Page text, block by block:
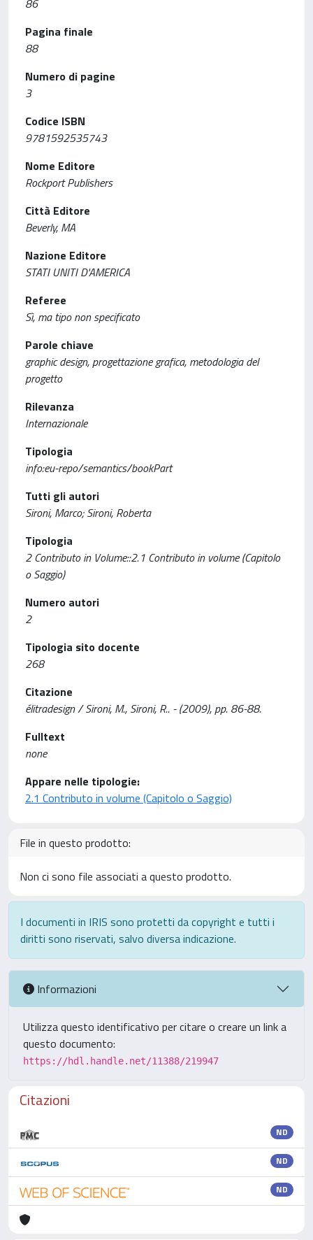
86
Pagina finale
88
Numero di pagine
3
Codice ISBN
9781592535743
Nome Editore
Rockport Publishers
Città Editore
Beverly, MA
Nazione Editore
STATI UNITI D'AMERICA
Referee
Sì, ma tipo non specificato
Parole chiave
graphic design, progettazione grafica, metodologia del
progetto
Rilevanza
Internazionale
Tipologia
info:eu-repo/semantics/bookPart
Tutti gli autori
Sironi, Marco; Sironi, Roberta
Tipologia
2 Contributo in Volume::2.1 Contributo in volume (Capitolo
o Saggio)
Numero autori
2
Tipologia sito docente
268
Citazione
élitradesign / Sironi, M., Sironi, R.. - (2009), pp. 86-88.
Fulltext
none
Appare nelle tipologie:
2.1 Contributo in volume (Capitolo o Saggio)
File in questo prodotto:
Non ci sono file associati a questo prodotto.
I documenti in IRIS sono protetti da copyright e tutti i
diritti sono riservati, salvo diversa indicazione.
Informazioni
Utilizza questo identificativo per citare o creare un link a
questo documento:
https://hdl.handle.net/11388/219947
Citazioni
ND
ND
ND